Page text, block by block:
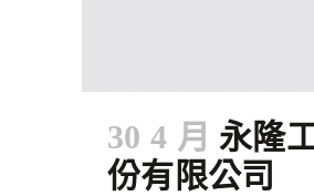
30 4 月 永隆
份有限公司